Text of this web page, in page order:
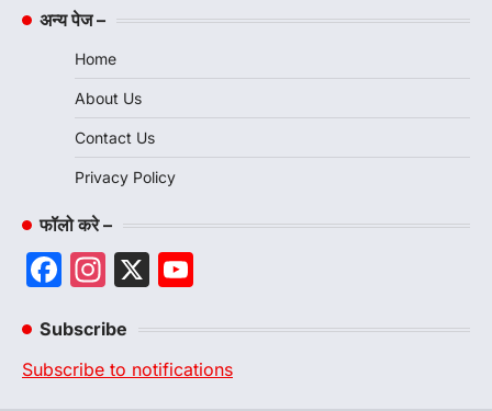
अन्य पेज –
Home
About Us
Contact Us
Privacy Policy
फॉलो करे –
Facebook
Instagram
X
Subscribe
Subscribe to notifications